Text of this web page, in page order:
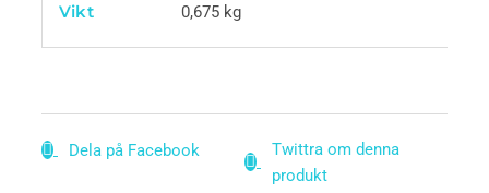
Vikt 0,675 kg
Dela på Facebook
Twittra om denna
produkt